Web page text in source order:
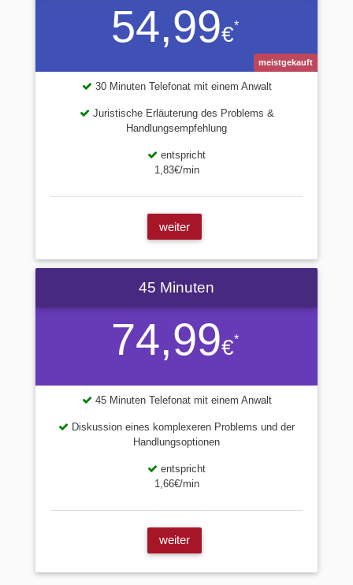
54,99€*
meistgekauft
30 Minuten Telefonat mit einem Anwalt
Juristische Erläuterung des Problems &
Handlungsempfehlung
entspricht
1,83€/min
weiter
74,99€*
45 Minuten
45 Minuten Telefonat mit einem Anwalt
Diskussion eines komplexeren Problems und der
Handlungsoptionen
entspricht
1,66€/min
weiter